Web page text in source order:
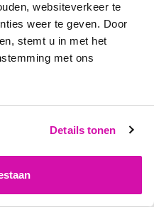
websiteverkeer te
weer te geven. Door
stemt u in met het
met ons
Details tonen